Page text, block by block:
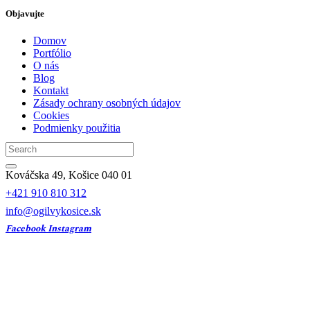
Objavujte
Domov
Portfólio
O nás
Blog
Kontakt
Zásady ochrany osobných údajov
Cookies
Podmienky použitia
Kováčska 49, Košice 040 01
+421 910 810 312
info@ogilvykosice.sk
FacebookInstagram